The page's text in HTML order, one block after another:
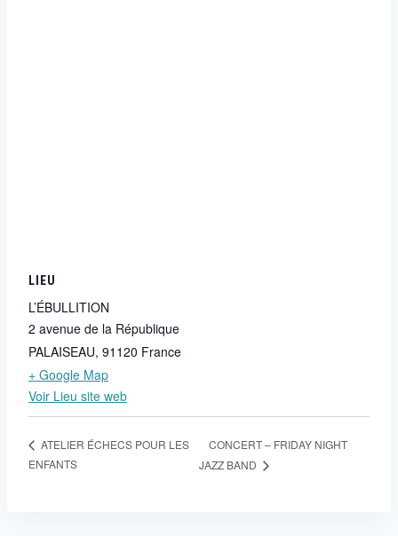
LIEU
L’ÉBULLITION
2 avenue de la République
PALAISEAU, 91120 France
+ Google Map
Voir Lieu site web
ATELIER ÉCHECS POUR LES
ENFANTS
CONCERT – FRIDAY NIGHT
JAZZ BAND